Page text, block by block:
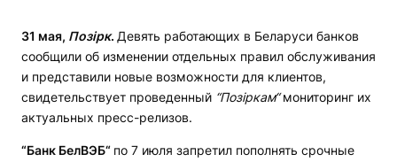
31 мая, Позірк. Девять работающих в Беларуси банков
сообщили об изменении отдельных правил обслуживания
и представили новые возможности для клиентов,
свидетельствует проведенный “Позіркам“мониторинг их
актуальных пресс-релизов.
“Банк БелВЭБ“ по 7 июля запретил пополнять срочные